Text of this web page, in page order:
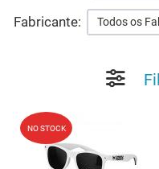
Fabricante: Todos os
NO STOCK